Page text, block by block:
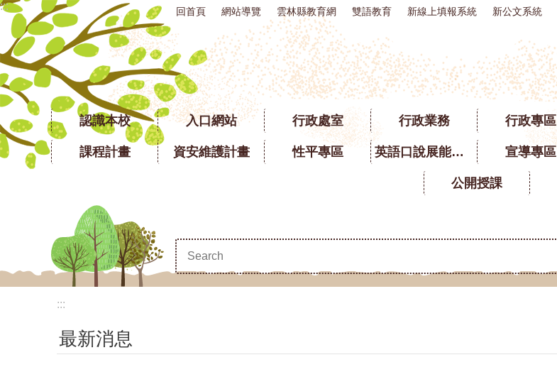
跳到主要內容區塊
::: 回首頁 網站導覽 雲林縣教育網 雙語教育 新線上填報系統 新公文系統
認識本校 入口網站 行政處室 行政業務 行政專區
課程計畫 資安維護計畫 性平專區 英語口說展能專區 宣導專區
公開授課
:::
最新消息